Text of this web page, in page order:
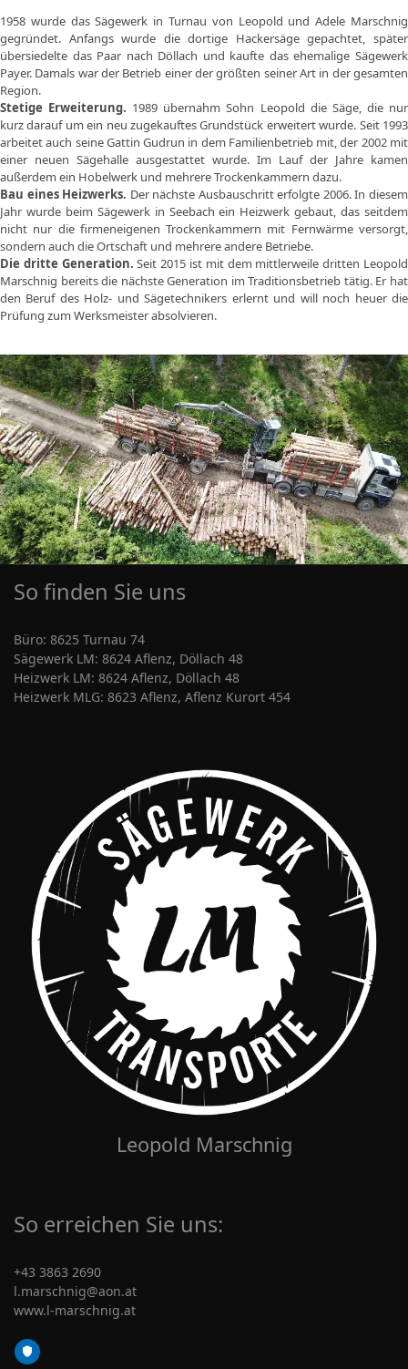
1958 wurde das Sägewerk in Turnau von Leopold und Adele Marschnig
gegründet. Anfangs wurde die dortige Hackersäge gepachtet, später
übersiedelte das Paar nach Döllach und kaufte das ehemalige Sägewerk
Payer. Damals war der Betrieb einer der größten seiner Art in der gesamten
Region.
Stetige Erweiterung. 1989 übernahm Sohn Leopold die Säge, die nur
kurz darauf um ein neu zugekauftes Grundstück erweitert wurde. Seit 1993
arbeitet auch seine Gattin Gudrun in dem Familienbetrieb mit, der 2002 mit
einer neuen Sägehalle ausgestattet wurde. Im Lauf der Jahre kamen
außerdem ein Hobelwerk und mehrere Trockenkammern dazu.
Bau eines Heizwerks. Der nächste Ausbauschritt erfolgte 2006. In diesem
Jahr wurde beim Sägewerk in Seebach ein Heizwerk gebaut, das seitdem
nicht nur die firmeneigenen Trockenkammern mit Fernwärme versorgt,
sondern auch die Ortschaft und mehrere andere Betriebe.
Die dritte Generation.Seit 2015 ist mit dem mittlerweile dritten Leopold
Marschnig bereits die nächste Generation im Traditionsbetrieb tätig. Er hat
den Beruf des Holz- und Sägetechnikers erlernt und will noch heuer die
Prüfung zum Werksmeister absolvieren.
So finden Sie uns
Büro: 8625 Turnau 74
Sägewerk LM: 8624 Aflenz, Döllach 48
Heizwerk LM: 8624 Aflenz, Döllach 48
Heizwerk MLG: 8623 Aflenz, Aflenz Kurort 454
Leopold Marschnig
So erreichen Sie uns:
+43 3863 2690
l.marschnig@aon.at
www.l-marschnig.at